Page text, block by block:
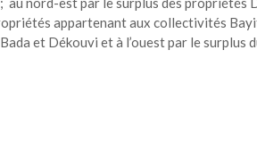
appartenant aux collectivités
et Dékouvi et à l’ouest par le surplus